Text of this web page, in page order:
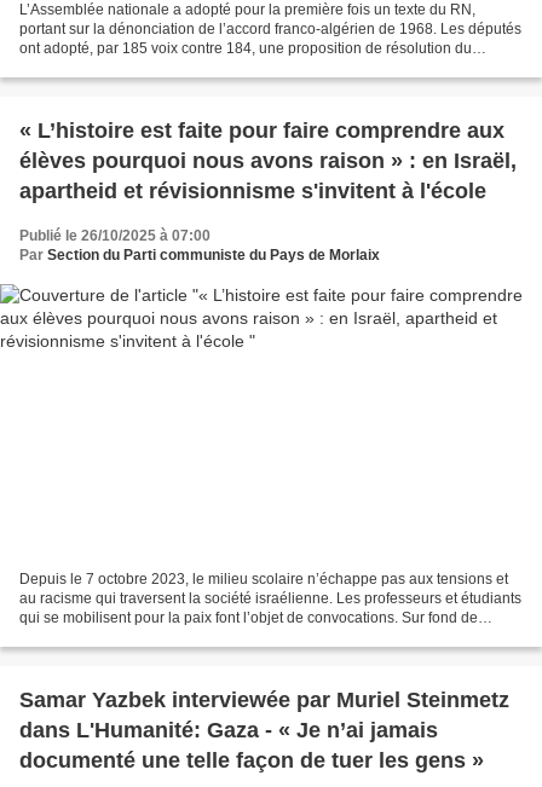
L’Assemblée nationale a adopté pour la première fois un texte du RN,
portant sur la dénonciation de l’accord franco-algérien de 1968. Les députés
ont adopté, par 185 voix contre 184, une proposition de résolution du
« L’histoire est faite pour faire comprendre aux
élèves pourquoi nous avons raison » : en Israël,
apartheid et révisionnisme s'invitent à l'école
Publié le 26/10/2025 à 07:00
Par Section du Parti communiste du Pays de Morlaix
Depuis le 7 octobre 2023, le milieu scolaire n’échappe pas aux tensions et
au racisme qui traversent la société israélienne. Les professeurs et étudiants
qui se mobilisent pour la paix font l’objet de convocations. Sur fond de
Samar Yazbek interviewée par Muriel Steinmetz
dans L'Humanité: Gaza - « Je n’ai jamais
documenté une telle façon de tuer les gens »